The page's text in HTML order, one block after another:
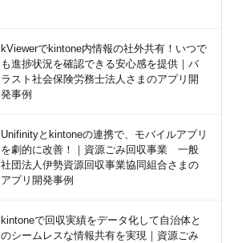
kViewerでkintone内情報の社外共有！いつで
も進捗状況を確認できる安心感を提供｜バ
ラスト社会保険労務士法人さまのアプリ開
発事例
Unifinityとkintoneの連携で、モバイルアプリ
を劇的に改善！｜資源ごみ回収事業 一般
社団法人伊勢資源回収事業協同組合さまの
アプリ開発事例
kintoneで回収実績をデータ化して自治体と
のシームレスな情報共有を実現｜資源ごみ